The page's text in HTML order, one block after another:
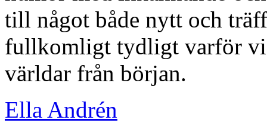
till något både nytt och
fullkomligt tydligt varför
världar från början.
Ella Andrén